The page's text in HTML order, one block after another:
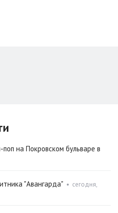
на Покровском бульваре в
"Авангарда" • сегодня,